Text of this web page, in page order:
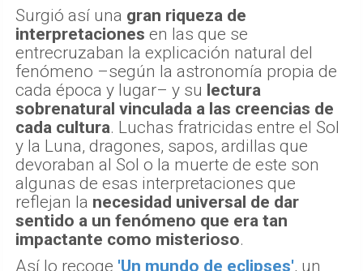
Surgió así una gran riqueza de
interpretaciones en las que se
entrecruzaban la explicación natural del
fenómeno –según la astronomía propia de
cada época y lugar– y su lectura
sobrenatural vinculada a las creencias de
cada cultura. Luchas fratricidas entre el Sol
y la Luna, dragones, sapos, ardillas que
devoraban al Sol o la muerte de este son
algunas de esas interpretaciones que
reflejan la necesidad universal de dar
sentido a un fenómeno que era tan
impactante como misterioso.
Así lo recoge 'Un mundo de eclipses', un